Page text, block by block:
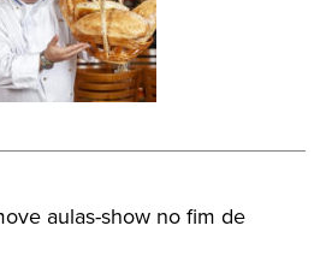
aulas-show no fim de